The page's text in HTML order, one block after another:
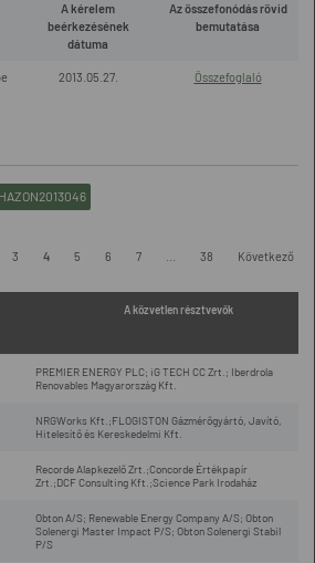
A kérelem
beérkezésének
dátuma
Az összefonódás rövid
bemutatása
2013.05.27. Összefoglaló
3 4 5 6 7 38 Következő
A közvetlen résztvevők
PREMIER ENERGY PLC; iG TECH CC Zrt.; Iberdrola
Renovables Magyarország Kft.
NRGWorks Kft.;FLOGISTON Gázmérőgyártó, Javító,
Hitelesítő és Kereskedelmi Kft.
Recorde Alapkezelő Zrt.;Concorde Értékpapír
Zrt.;DCF Consulting Kft.;Science Park Irodaház
Obton A/S; Renewable Energy Company A/S; Obton
Solenergi Master Impact P/S; Obton Solenergi Stabil
P/S